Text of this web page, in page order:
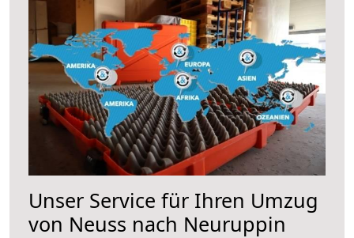
Unser Service für Ihren Umzug
von Neuss nach Neuruppin